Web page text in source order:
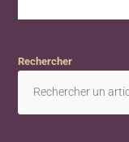
Rechercher